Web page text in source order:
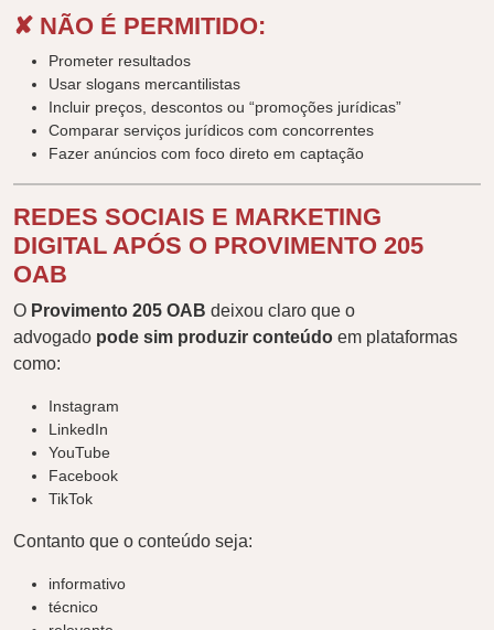
✘ NÃO É PERMITIDO:
Prometer resultados
Usar slogans mercantilistas
Incluir preços, descontos ou “promoções jurídicas”
Comparar serviços jurídicos com concorrentes
Fazer anúncios com foco direto em captação
REDES SOCIAIS E MARKETING
DIGITAL APÓS O PROVIMENTO 205
OAB
O Provimento 205 OAB deixou claro que o
advogado pode sim produzir conteúdo em plataformas
como:
Instagram
LinkedIn
YouTube
Facebook
TikTok
Contanto que o conteúdo seja:
informativo
técnico